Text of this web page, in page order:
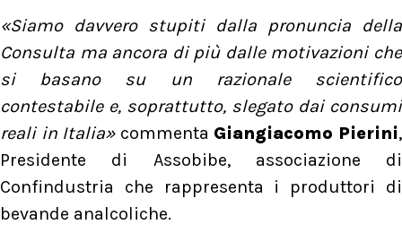
«Siamo davvero stupiti dalla pronuncia della
Consulta ma ancora di più dalle motivazioni che
si basano su un razionale scientifico
contestabile e, soprattutto, slegato dai consumi
reali in Italia»commenta Giangiacomo Pierini,
Presidente di Assobibe, associazione di
Confindustria che rappresenta i produttori di
bevande analcoliche.